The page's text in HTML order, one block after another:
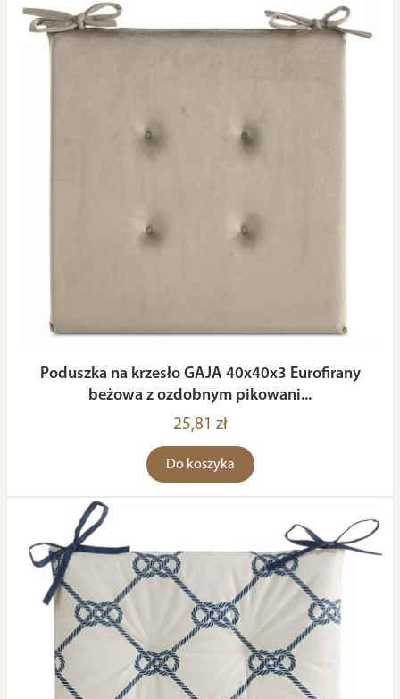
Poduszka na krzesło GAJA 40x40x3 Eurofirany
beżowa z ozdobnym pikowani...
25,81 zł
Do koszyka